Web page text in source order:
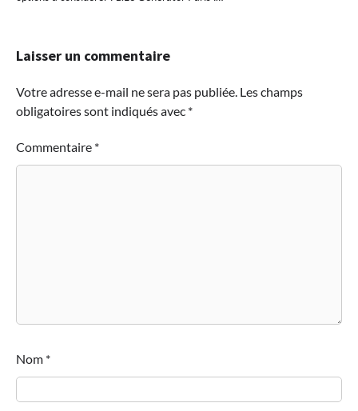
Laisser un commentaire
Votre adresse e-mail ne sera pas publiée. Les champs
obligatoires sont indiqués avec *
Commentaire *
Nom *